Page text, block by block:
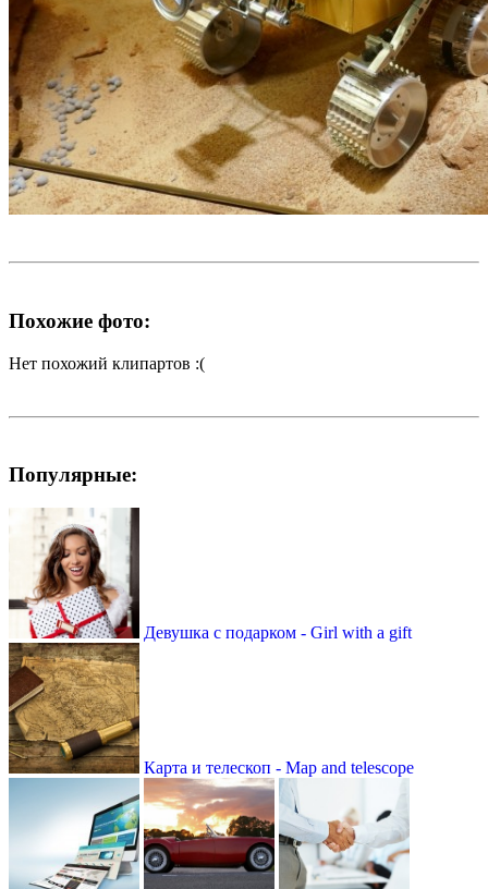
Похожие фото:
Нет похожий клипартов :(
Популярные:
Девушка с подарком - Girl with a gift
Карта и телескоп - Map and telescope